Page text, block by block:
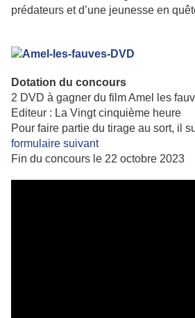
prédateurs et d’une jeunesse en
Dotation du concours
2 DVD à gagner du film Amel les
Editeur : La Vingt cinquième heure
Pour faire partie du tirage au sort, il
formulaire suivant
Fin du concours le 22 octobre 2023